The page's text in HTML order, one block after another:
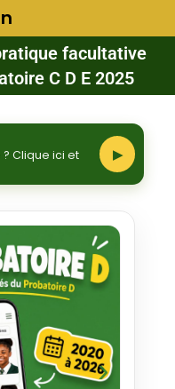
facultative
C D E 2025
Clique ici et
▶
›